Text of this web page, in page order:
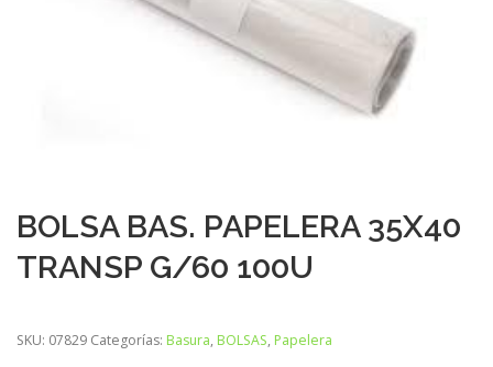
BOLSA BAS. PAPELERA 35X40
TRANSP G/60 100U
SKU: 07829 Categorías: Basura, BOLSAS, Papelera